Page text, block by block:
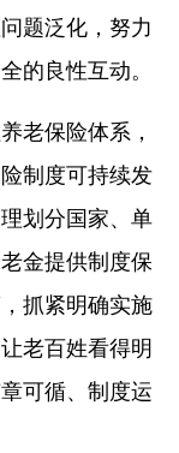
题泛化，努力
的良性互动。
老保险体系，
制度可持续发
划分国家、单
金提供制度保
抓紧明确实施
老百姓看得明
可循、制度运